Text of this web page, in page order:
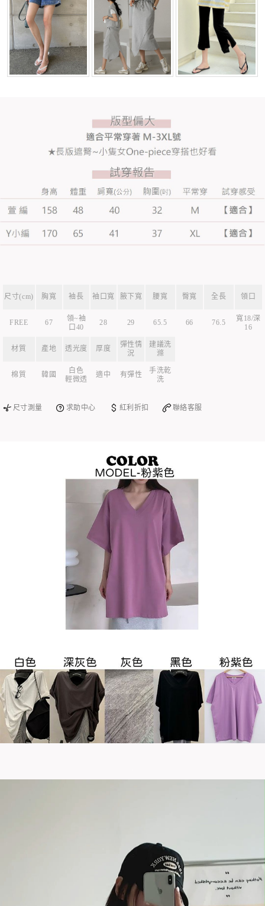
尺寸(cm) 胸寬 袖長 袖口寬 腋下寬 腰寬 臀寬 全長 領口
FREE 67
領~袖
口40
28 29 65.5 66 76.5
寬18/深
16
材質 產地 透光度 厚度
彈性情
況
建議洗
滌
棉質 韓國
白色
輕微透
適中 有彈性
手洗乾
洗
尺寸測量 求助中心 紅利折扣 聯絡客服